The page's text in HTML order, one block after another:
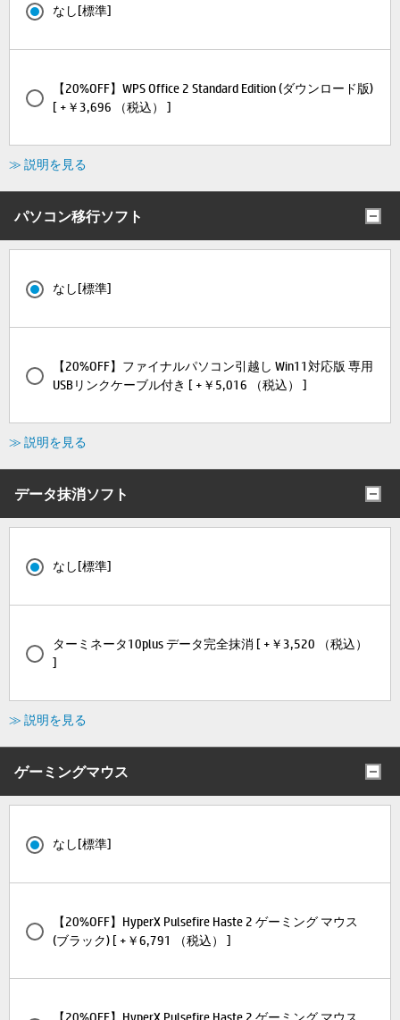
なし[標準]
【20%OFF】WPS Office 2 Standard Edition (ダウンロード版)
[ +￥3,696 （税込） ]
≫ 説明を見る
パソコン移行ソフト
なし[標準]
【20%OFF】ファイナルパソコン引越し Win11対応版 専用
USBリンクケーブル付き [ +￥5,016 （税込） ]
≫ 説明を見る
データ抹消ソフト
なし[標準]
ターミネータ10plus データ完全抹消 [ +￥3,520 （税込）
]
≫ 説明を見る
ゲーミングマウス
なし[標準]
【20%OFF】HyperX Pulsefire Haste 2 ゲーミング マウス
(ブラック) [ +￥6,791 （税込） ]
【20%OFF】HyperX Pulsefire Haste 2 ゲーミング マウス